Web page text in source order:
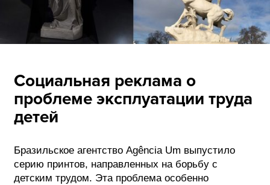
Социальная реклама о
проблеме эксплуатации труда
детей
Бразильское агентство Agência Um выпустило
серию принтов, направленных на борьбу с
детским трудом. Эта проблема особенно